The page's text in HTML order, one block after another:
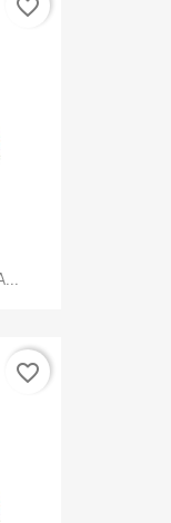
favorite_border
favorite_border